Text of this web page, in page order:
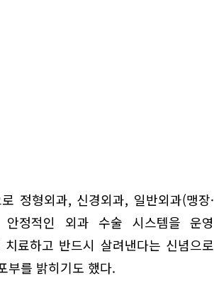
정형외과, 신경외과, 일반외과(맹장·
안정적인 외과 수술 시스템을 운영
료하고 반드시 살려낸다는 신념으로
부를 밝히기도 했다.